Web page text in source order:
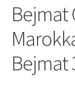
Bejmat
Bejmat